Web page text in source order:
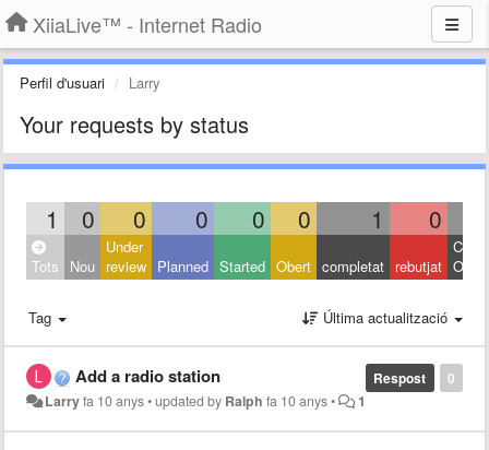
XiiaLive™ - Internet Radio
Perfil d'usuari Larry
Your requests by status
1 0 0 0 0 0 1 0
Tots Nou
Under
review Planned Started Obert completat rebutjat Other
Tag Última actualització
0
Respost
Add a radio station
Larryfa 10 anys•updated by Ralph fa 10 anys• 1